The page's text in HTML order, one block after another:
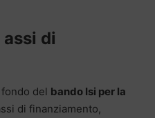
di
del bando Isi per la
di finanziamento,